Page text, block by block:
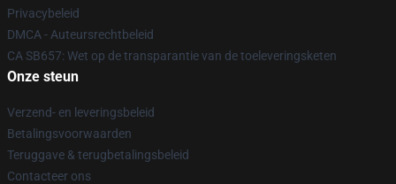
Privacybeleid
DMCA - Auteursrechtbeleid
CA SB657: Wet op de transparantie van de toeleveringsketen
Onze steun
Verzend- en leveringsbeleid
Betalingsvoorwaarden
Teruggave & terugbetalingsbeleid
Contacteer ons